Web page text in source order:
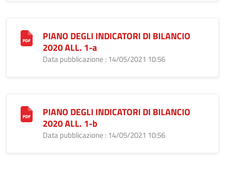
PIANO DEGLI INDICATORI DI BILANCIO
2020 ALL. 1-a
Data pubblicazione : 14/05/2021 10:56
PIANO DEGLI INDICATORI DI BILANCIO
2020 ALL. 1-b
Data pubblicazione : 14/05/2021 10:56